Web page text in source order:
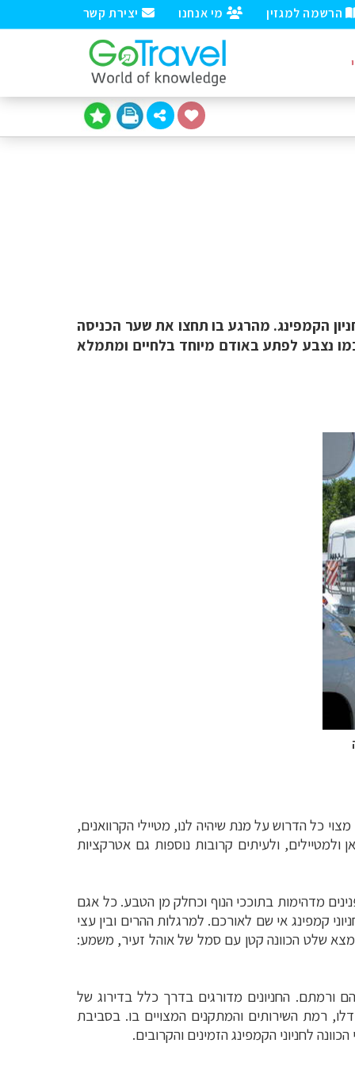
יצירת קשר מי אנחנו הרשמה למגזין
הקמפינג. מהרגע בו תחצו את שער הכניסה
כמו נצבע לפתע באודם מיוחד בלחיים ומתמלא
כל הדרוש על מנת שיהיה לנו, מטיילי הקרוואנים,
ולמטיילים, ולעיתים קרובות נוספות גם אטרקציות
מדהימות בתוככי הנוף וכחלק מן הטבע. כל אגם
קמפינג אי שם לאורכם. למרגלות ההרים ובין עצי
שלט הכוונה קטן עם סמל של אוהל זעיר, משמע:
ורמתם. החניונים מדורגים בדרך כלל בדירוג של
רמת השירותים והמתקנים המצויים בו. בסביבת
לחניוני הקמפינג הזמינים והקרובים.